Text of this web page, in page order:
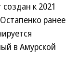
к 2021
ранее
в Амурской